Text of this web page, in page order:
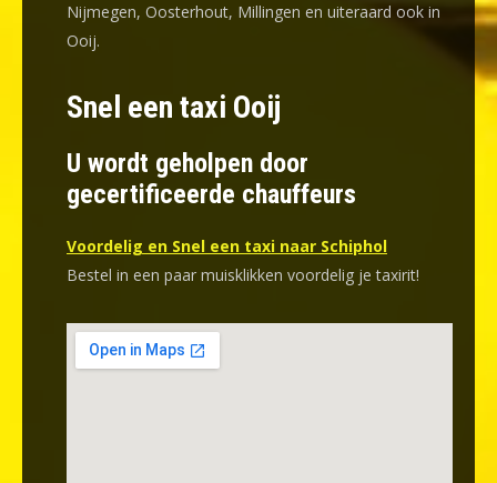
Nijmegen, Oosterhout, Millingen en uiteraard ook in
Ooij.
Snel een taxi Ooij
U wordt geholpen door
gecertificeerde chauffeurs
Voordelig en Snel een taxi naar Schiphol
Bestel in een paar muisklikken voordelig je taxirit!